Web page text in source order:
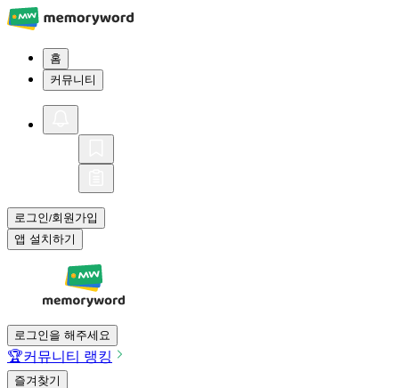
홈
커뮤니티
로그인/회원가입
앱 설치하기
로그인을 해주세요
🏆커뮤니티 랭킹
즐겨찾기